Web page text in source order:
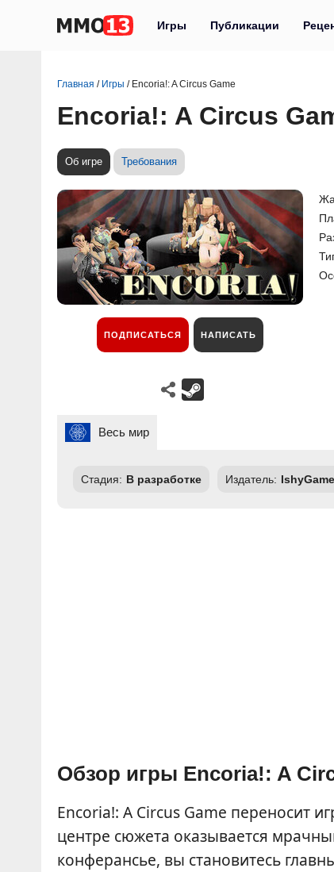
Игры Публикации
Главная / Игры / Encoria!: A Circus Game
Encoria!: A Circus
Об игре Требования
ПОДПИСАТЬСЯ НАПИСАТЬ
Весь мир
Стадия: В разработке Издатель:
Обзор игры Encoria!: A
Encoria!: A Circus Game переносит
центре сюжета оказывается
конферансье, вы становитесь